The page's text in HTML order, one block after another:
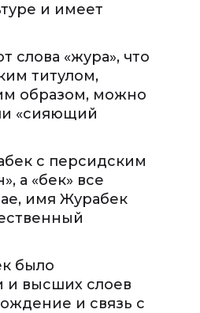
и имеет
слова «жура», что
титулом,
образом, можно
«сияющий
с персидским
а «бек» все
имя Журабек
было
и высших слоев
и связь с